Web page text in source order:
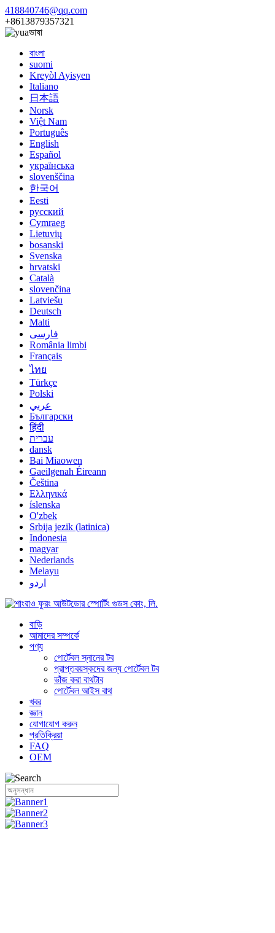
418840746@qq.com
+8613879357321
ভাষা
বাংলা
suomi
Kreyòl Ayisyen
Italiano
日本語
Norsk
Việt Nam
Português
English
Español
українська
slovenščina
한국어
Eesti
русский
Cymraeg
Lietuvių
bosanski
Svenska
hrvatski
Català
slovenčina
Latviešu
Deutsch
Malti
فارسی
România limbi
Français
ไทย
Türkçe
Polski
عربي
Български
हिंदी
עברית
dansk
Bai Miaowen
Gaeilgenah Éireann
Čeština
Ελληνικά
íslenska
O'zbek
Srbija jezik (latinica)
Indonesia
magyar
Nederlands
Melayu
اردو
বাড়ি
আমাদের সম্পর্কে
পণ্য
পোর্টেবল স্নানের টব
প্রাপ্তবয়স্কদের জন্য পোর্টেবল টব
ভাঁজ করা বাথটাব
পোর্টেবল আইস বাথ
খবর
জ্ঞান
যোগাযোগ করুন
প্রতিক্রিয়া
FAQ
OEM